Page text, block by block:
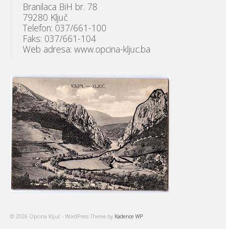
Branilaca BiH br. 78
79280 Ključ
Telefon: 037/661-100
Faks: 037/661-104
Web adresa: www.opcina-kljuc.ba
© 2026 Općina Ključ - WordPress Theme by Kadence WP